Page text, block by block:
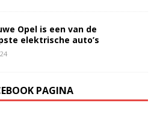
Opel is een van de
elektrische auto’s
PAGINA